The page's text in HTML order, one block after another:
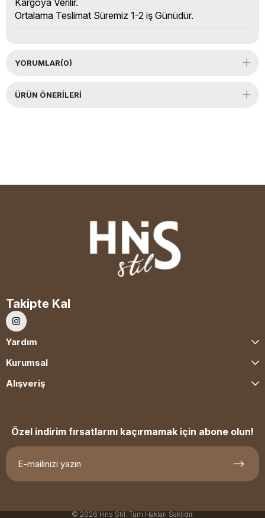
Kargoya Verilir.
Ortalama Teslimat Süremiz 1-2 iş Günüdür.
YORUMLAR(0)
ÜRÜN ÖNERILERI
Takipte Kal
Yardım
Kurumsal
Alışveriş
Özel indirim fırsatlarını kaçırmamak için abone olun!
© 2026 Hns Stil. Tüm Hakları Saklıdır.